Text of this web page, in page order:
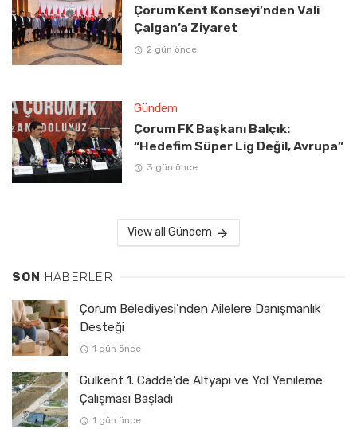
Çorum Kent Konseyi’nden Vali
Çalgan’a Ziyaret
2 gün önce
Gündem
Çorum FK Başkanı Balçık:
“Hedefim Süper Lig Değil, Avrupa”
3 gün önce
View all Gündem
SON HABERLER
Çorum Belediyesi’nden Ailelere Danışmanlık
Desteği
1 gün önce
Gülkent 1. Cadde’de Altyapı ve Yol Yenileme
Çalışması Başladı
1 gün önce